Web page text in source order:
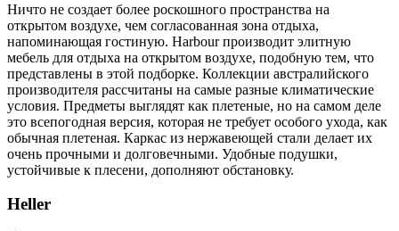
Ничто не создает более роскошного пространства на
открытом воздухе, чем согласованная зона отдыха,
напоминающая гостиную. Harbour производит элитную
мебель для отдыха на открытом воздухе, подобную тем, что
представлены в этой подборке. Коллекции австралийского
производителя рассчитаны на самые разные климатические
условия. Предметы выглядят как плетеные, но на самом деле
это всепогодная версия, которая не требует особого ухода, как
обычная плетеная. Каркас из нержавеющей стали делает их
очень прочными и долговечными. Удобные подушки,
устойчивые к плесени, дополняют обстановку.
Heller